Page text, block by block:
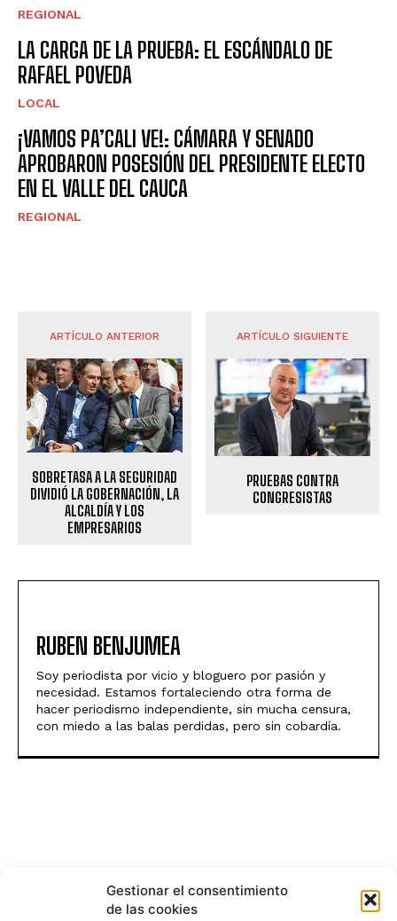
Gestionar el consentimiento
de las cookies
REGIONAL
LA CARGA DE LA PRUEBA: EL ESCÁNDALO DE
RAFAEL POVEDA
LOCAL
¡VAMOS PA’CALI VE!: CÁMARA Y SENADO
APROBARON POSESIÓN DEL PRESIDENTE ELECTO
EN EL VALLE DEL CAUCA
REGIONAL
ARTÍCULO ANTERIOR
SOBRETASA A LA SEGURIDAD
DIVIDIÓ LA GOBERNACIÓN, LA
ALCALDÍA Y LOS
EMPRESARIOS
ARTÍCULO SIGUIENTE
PRUEBAS CONTRA
CONGRESISTAS
RUBEN BENJUMEA
Soy periodista por vicio y bloguero por pasión y
necesidad. Estamos fortaleciendo otra forma de
hacer periodismo independiente, sin mucha censura,
con miedo a las balas perdidas, pero sin cobardía.